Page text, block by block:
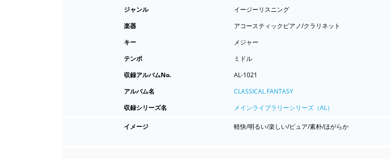
ジャンル
イージーリスニング
楽器
アコースティックピアノ/クラリネット
キー
メジャー
テンポ
ミドル
収録アルバムNo.
AL-1021
アルバム名
CLASSICAL FANTASY
収録シリーズ名
メインライブラリーシリーズ（AL）
イメージ 軽快/明るい/楽しい/ピュア/素朴/ほがらか